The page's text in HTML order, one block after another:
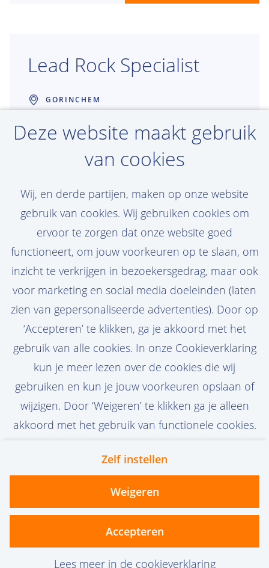
Deze website maakt gebruik
van cookies
Wij, en derde partijen, maken op onze website
gebruik van cookies. Wij gebruiken cookies om
ervoor te zorgen dat onze website goed
functioneert, om jouw voorkeuren op te slaan, om
inzicht te verkrijgen in bezoekersgedrag, maar ook
voor marketing en social media doeleinden (laten
zien van gepersonaliseerde advertenties). Door op
‘Accepteren’ te klikken, ga je akkoord met het
gebruik van alle cookies. In onze Cookieverklaring
kun je meer lezen over de cookies die wij
gebruiken en kun je jouw voorkeuren opslaan of
wijzigen. Door ‘Weigeren’ te klikken ga je alleen
akkoord met het gebruik van functionele cookies.
Zelf instellen
Weigeren
Accepteren
Lees meer in de cookieverklaring
Lead Rock Specialist
GORINCHEM
FROM 32 HOURS PER WEEK
ENGINEERING, INNOVATION
beschermen wat ertoe doet. Van fundaties
van windparken tot kabels en leidingen op
de zeebodem — jouw expertise vormt niet
alleen de ondergrond, maar ook de
toekomst van energie. Bij Van Oord leid je
complexe projecten op het gebied van
subsea rock en landfall engineering die
blijvende impact maken.
Bekijk vacature
Call-to-action bij meer vacatures
Privacy
vanoord.com